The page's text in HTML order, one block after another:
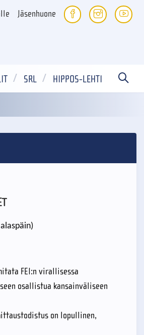
Jäsenhuone
SRL HIPPOS-LEHTI
FEI:n virallisessa
osallistua kansainväliseen
on lopullinen,